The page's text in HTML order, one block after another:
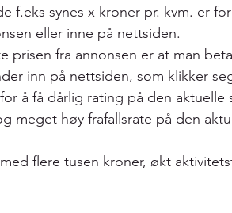
f.eks synes x kroner pr. kvm. er
eller inne på nettsiden.
prisen fra annonsen er at man
inn på nettsiden, som klikker
å få dårlig rating på den aktuelle
meget høy frafallsrate på den
flere tusen kroner, økt